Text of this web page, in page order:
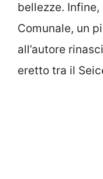
bellezze.
Comunale, un
all’autore
eretto tra il